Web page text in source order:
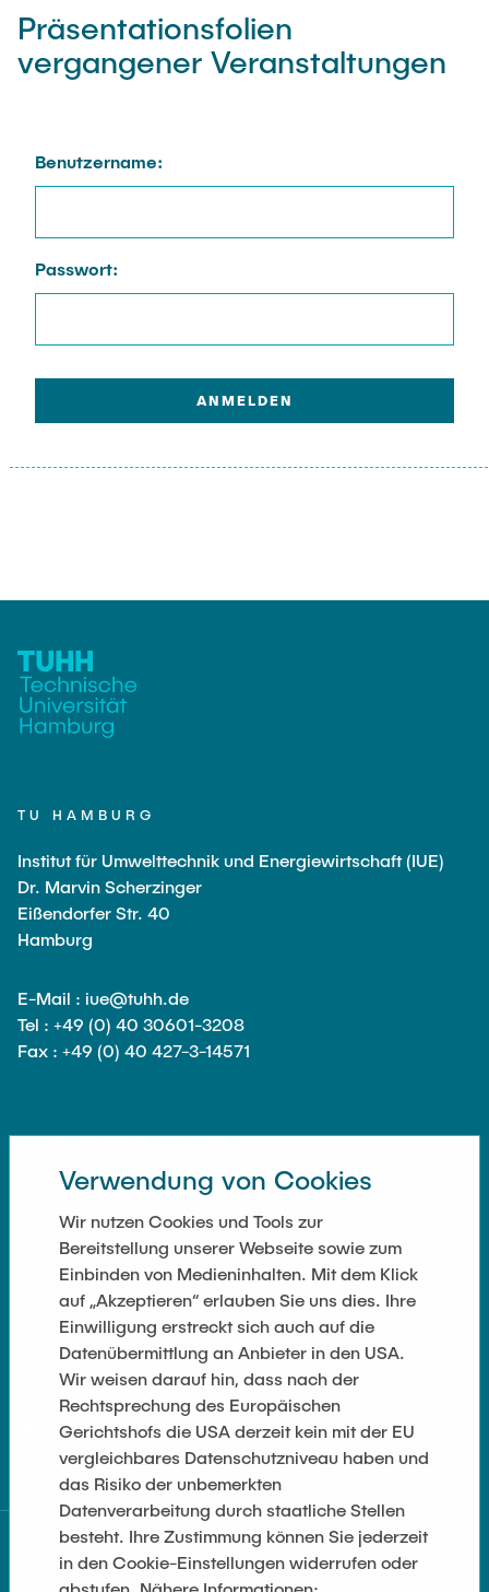
Präsentationsfolien
vergangener Veranstaltungen
Benutzername:
Passwort:
TU HAMBURG
Institut für Umwelttechnik und Energiewirtschaft (IUE)
Dr. Marvin Scherzinger
Eißendorfer Str. 40
Hamburg
E-Mail : iue@tuhh.de
Tel : +49 (0) 40 30601-3208
Fax : +49 (0) 40 427-3-14571
SOZIALE NETZWERKE
WEITERFÜHRENDE LINKS
Datenschutz
Impressum
Kontakt
Verwendung von Cookies
Wir nutzen Cookies und Tools zur
Bereitstellung unserer Webseite sowie zum
Einbinden von Medieninhalten. Mit dem Klick
auf „Akzeptieren“ erlauben Sie uns dies. Ihre
Einwilligung erstreckt sich auch auf die
Datenübermittlung an Anbieter in den USA.
Wir weisen darauf hin, dass nach der
Rechtsprechung des Europäischen
Gerichtshofs die USA derzeit kein mit der EU
vergleichbares Datenschutzniveau haben und
das Risiko der unbemerkten
Datenverarbeitung durch staatliche Stellen
besteht. Ihre Zustimmung können Sie jederzeit
in den Cookie-Einstellungen widerrufen oder